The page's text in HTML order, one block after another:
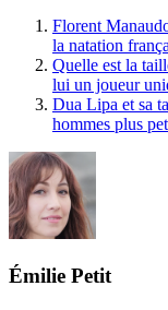
Florent
la natation
Quelle est la
lui un joueur
Dua Lipa et sa
hommes plus
Émilie Petit